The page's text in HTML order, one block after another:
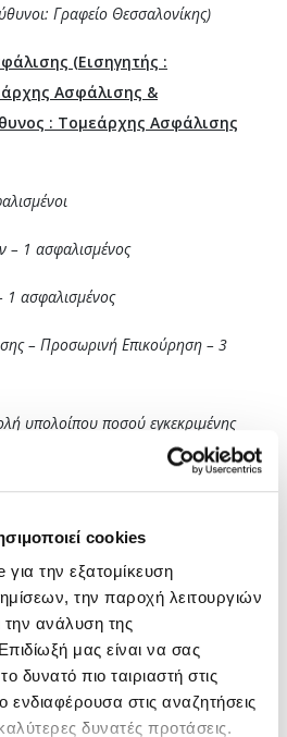
cookies
την εξατομίκευση
την παροχή λειτουργιών
ανάλυση της
μας είναι να σας
δυνατό πιο ταιριαστή στις
ενδιαφέρουσα στις αναζητήσεις
δυνατές προτάσεις.
Γραφείο Θεσσαλονίκης)
(Εισηγητής :
Ασφάλισης &
: Τομεάρχης Ασφάλισης
– 1 ασφαλισμένος
ασφαλισμένος
– Προσωρινή Επικούρηση – 3
υπολοίπου ποσού εγκεκριμένης
– 1 ασφαλισμένος
υπαγωγή στην ασφάλιση του
ασφάλισης στο ΕΤΑΠ ΜΜΕ – 2
θέματα – 19 Ασφαλισμένοι